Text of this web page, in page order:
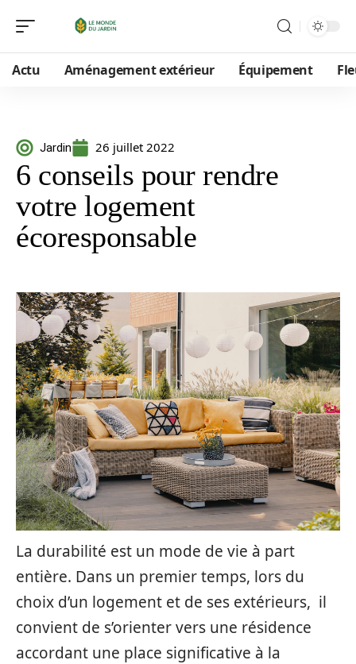
Actu Aménagement extérieur Équipement
Jardin 26 juillet 2022
6 conseils pour rendre
votre logement
écoresponsable
La durabilité est un mode de vie à part
entière. Dans un premier temps, lors du
choix d’un logement et de ses extérieurs, il
convient de s’orienter vers une résidence
accordant une place significative à la